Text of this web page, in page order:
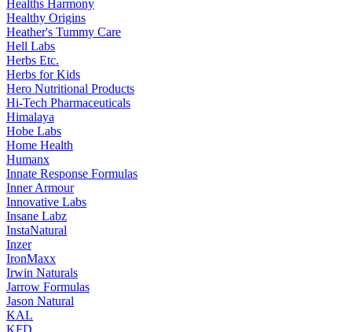
Healths Harmony
Healthy Origins
Heather's Tummy Care
Hell Labs
Herbs Etc.
Herbs for Kids
Hero Nutritional Products
Hi-Tech Pharmaceuticals
Himalaya
Hobe Labs
Home Health
Humanx
Innate Response Formulas
Inner Armour
Innovative Labs
Insane Labz
InstaNatural
Inzer
IronMaxx
Irwin Naturals
Jarrow Formulas
Jason Natural
KAL
KFD